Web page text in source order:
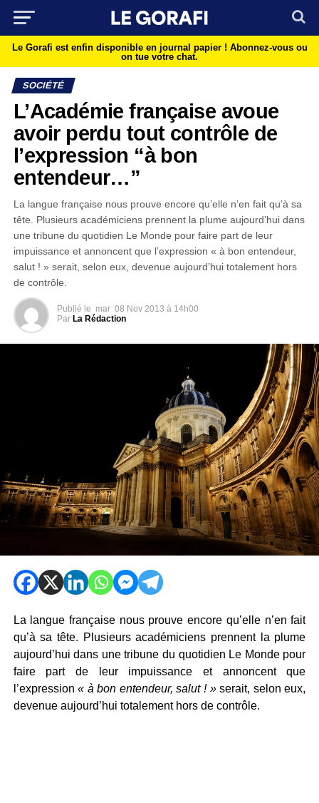
Le Gorafi est enfin disponible en journal papier ! Abonnez-vous ou
on tue votre chat.
SOCIÉTÉ
L’Académie française avoue
avoir perdu tout contrôle de
l’expression “à bon
entendeur…”
La langue française nous prouve encore qu’elle n’en fait qu’à sa
tête. Plusieurs académiciens prennent la plume aujourd’hui dans
une tribune du quotidien Le Monde pour faire part de leur
impuissance et annoncent que l’expression « à bon entendeur,
salut ! » serait, selon eux, devenue aujourd’hui totalement hors
de contrôle.
Publié le mar 08 Nov 2013 à 14h00
Par La Rédaction
La langue française nous prouve encore qu’elle n’en fait
qu’à sa tête. Plusieurs académiciens prennent la plume
aujourd’hui dans une tribune du quotidien Le Monde pour
faire part de leur impuissance et annoncent que
l’expression« à bon entendeur, salut ! »serait, selon eux,
devenue aujourd’hui totalement hors de contrôle.